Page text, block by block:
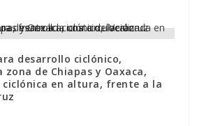
desarrollo ciclónico,
de Chiapas y Oaxaca,
ciclónica en altura, frente a la